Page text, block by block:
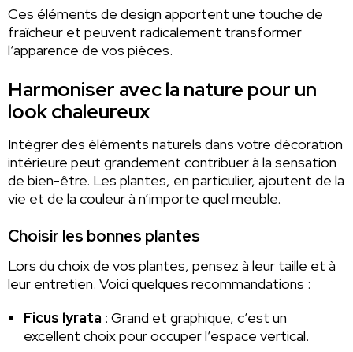
Ces éléments de design apportent une touche de
fraîcheur et peuvent radicalement transformer
l’apparence de vos pièces.
Harmoniser avec la nature pour un
look chaleureux
Intégrer des éléments naturels dans votre décoration
intérieure peut grandement contribuer à la sensation
de bien-être. Les plantes, en particulier, ajoutent de la
vie et de la couleur à n’importe quel meuble.
Choisir les bonnes plantes
Lors du choix de vos plantes, pensez à leur taille et à
leur entretien. Voici quelques recommandations :
Ficus lyrata : Grand et graphique, c’est un
excellent choix pour occuper l’espace vertical.